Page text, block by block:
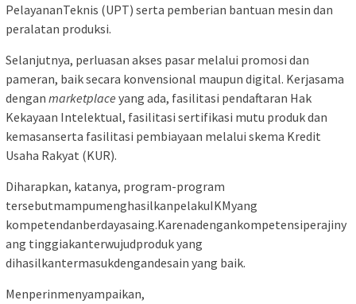
PelayananTeknis (UPT) serta pemberian bantuan mesin dan
peralatan produksi.
Selanjutnya, perluasan akses pasar melalui promosi dan
pameran, baik secara konvensional maupun digital. Kerjasama
dengan marketplace yang ada, fasilitasi pendaftaran Hak
Kekayaan Intelektual, fasilitasi sertifikasi mutu produk dan
kemasanserta fasilitasi pembiayaan melalui skema Kredit
Usaha Rakyat (KUR).
Diharapkan, katanya, program-program
tersebutmampumenghasilkanpelakuIKMyang
kompetendanberdayasaing.Karenadengankompetensiperajiny
ang tinggiakanterwujudproduk yang
dihasilkantermasukdengandesain yang baik.
Menperinmenyampaikan,